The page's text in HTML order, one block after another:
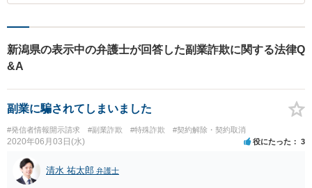
新潟県の表示中の弁護士が回答した副業詐欺に関する法律Q
&A
副業に騙されてしまいました
#発信者情報開示請求 #副業詐欺 #特殊詐欺 #契約解除・契約取消
2020年06月03日(水) 役にたった 3
清水 祐太郎 弁護士